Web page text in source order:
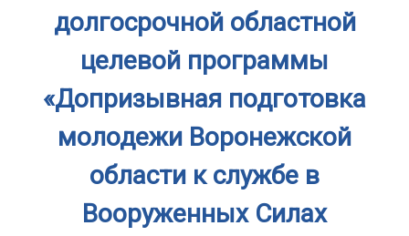
долгосрочной областной
целевой программы
«Допризывная подготовка
молодежи Воронежской
области к службе в
Вооруженных Силах